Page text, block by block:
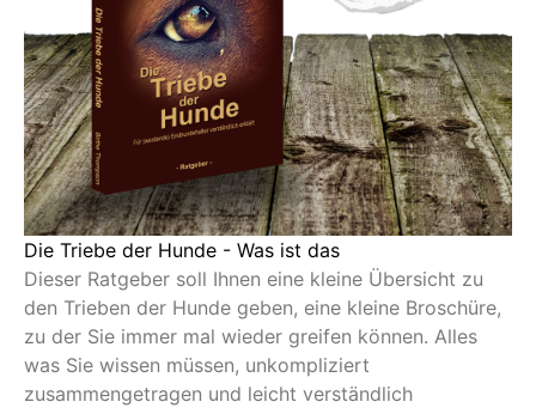
Die Triebe der Hunde - Was ist das
Dieser Ratgeber soll Ihnen eine kleine Übersicht zu
den Trieben der Hunde geben, eine kleine Broschüre,
zu der Sie immer mal wieder greifen können. Alles
was Sie wissen müssen, unkompliziert
zusammengetragen und leicht verständlich